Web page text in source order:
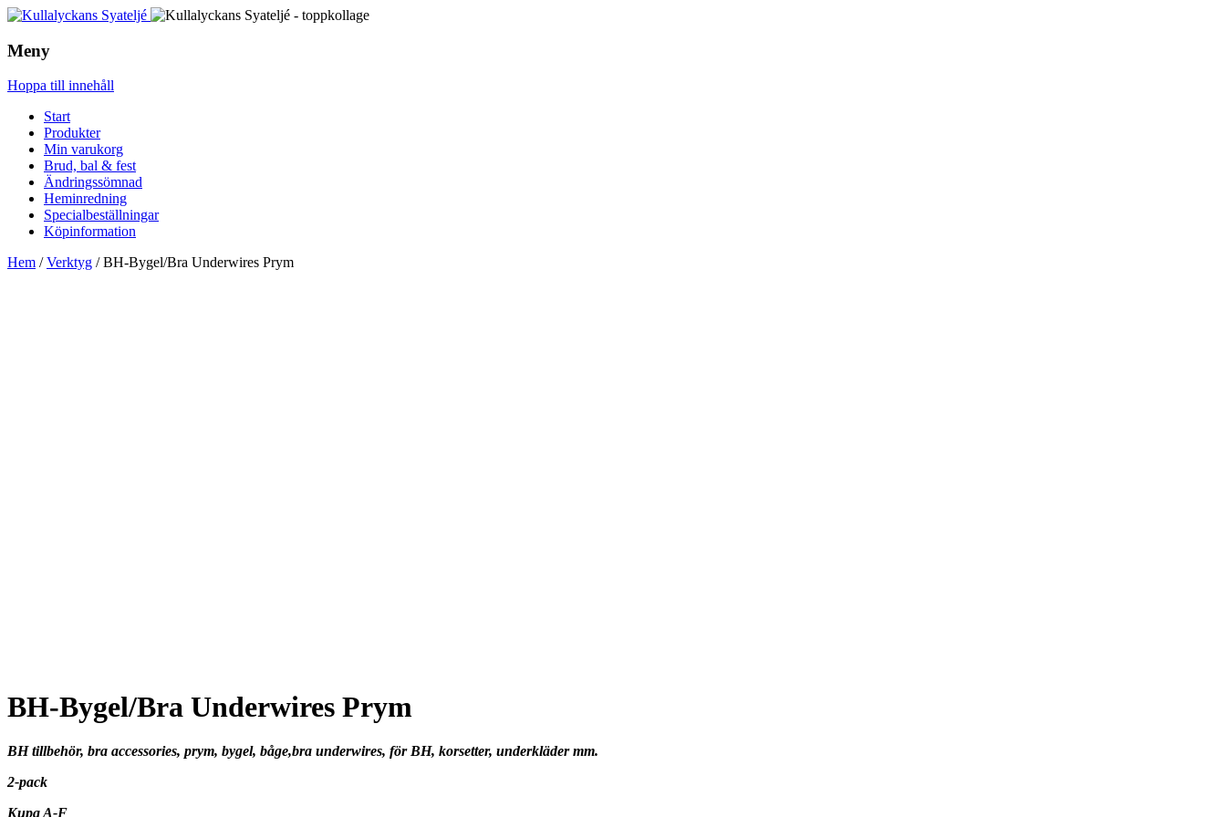
Meny
Hoppa till innehåll
Start
Produkter
Min varukorg
Brud, bal & fest
Ändringssömnad
Heminredning
Specialbeställningar
Köpinformation
Hem /Verktyg / BH-Bygel/Bra Underwires Prym
BH-Bygel/Bra Underwires Prym
BH tillbehör, bra accessories, prym, bygel, båge,bra underwires, för BH, korsetter, underkläder mm.
2-pack
Kupa A-F